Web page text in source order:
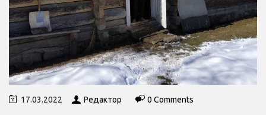
17.03.2022 Редактор 0 Comments